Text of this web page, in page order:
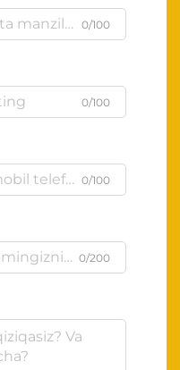
0/100
0/100
0/100
0/200